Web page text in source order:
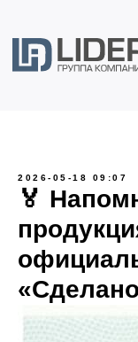
2026-05-18 09:07
🏅